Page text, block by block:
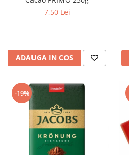
7,50 Lei
ADAUGA IN COS
-19%